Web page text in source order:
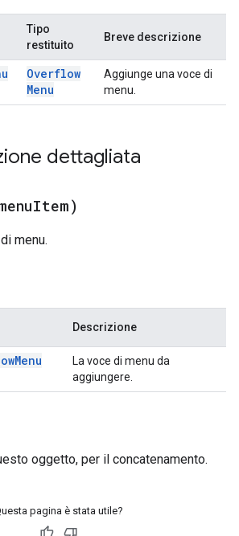
Tipo
restituito
Breve descrizione
Overflow
Menu
Aggiunge una voce di
menu.
dettagliata
Item)
menu.
Descrizione
Menu
La voce di menu da
aggiungere.
oggetto, per il concatenamento.
pagina è stata utile?